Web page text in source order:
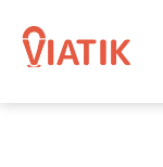
contenido
de